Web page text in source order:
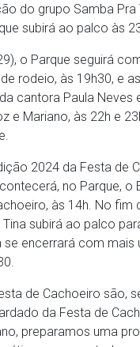
do grupo Samba Pra
subirá ao palco às
o Parque seguirá
rodeio, às 19h30, e as
cantora Paula Neves
e Mariano, às 22h e
2024 da Festa de
no Parque, o
às 14h. No fim
Tina subirá ao palco
se encerrará com mais
de Cachoeiro são,
da Festa de
preparamos uma